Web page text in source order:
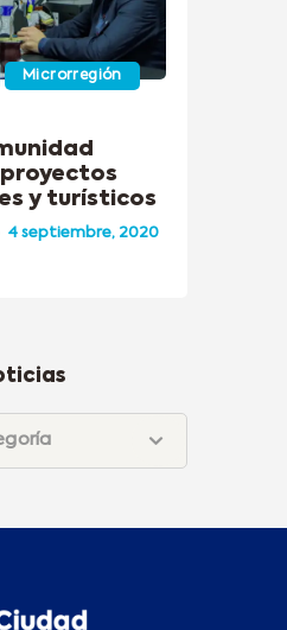
Microrregión
y turísticos
4 septiembre, 2020